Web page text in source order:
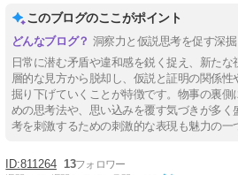
このブログのここがポイント
洞察力と仮説思考を促す深掘
日常に潜む矛盾や違和感を鋭く捉え、新た
層的な見方から脱却し、仮説と証明の関係
掘り下げていくことが特徴です。物事の裏側
めの思考法や、思い込みを覆す気づきが多
考を刺激するための刺激的な表現も魅力の一
811264 13